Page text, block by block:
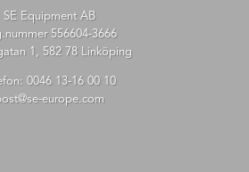
SE Equipment AB
556604-3666
1, 582 78 Linköping
0046 13-16 00 10
europe.com